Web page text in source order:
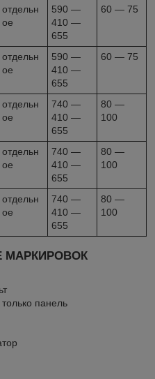
отдельн
ое
590 —
410 —
655
60 — 75
отдельн
ое
590 —
410 —
655
60 — 75
отдельн
ое
740 —
410 —
655
80 —
100
отдельн
ое
740 —
410 —
655
80 —
100
отдельн
ое
740 —
410 —
655
80 —
100
МАРКИРОВОК
панель